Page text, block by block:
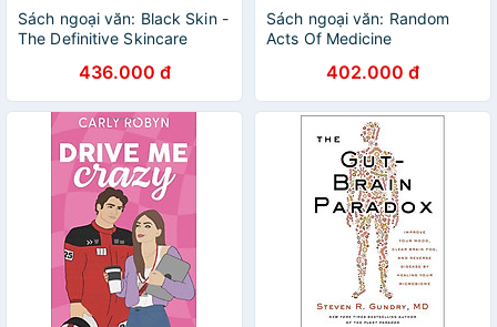
Sách ngoại văn: Black Skin -
The Definitive Skincare
436.000 đ
Sách ngoại văn: Random
Acts Of Medicine
402.000 đ